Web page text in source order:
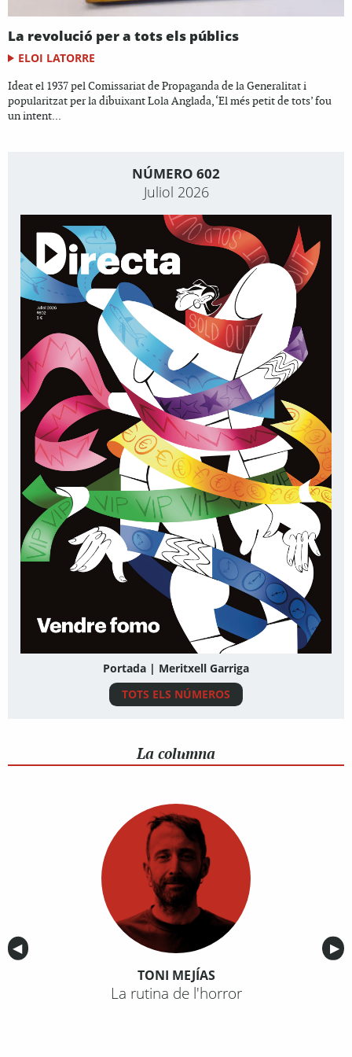
La revolució per a tots els públics
ELOI LATORRE
Ideat el 1937 pel Comissariat de Propaganda de la Generalitat i
popularitzat per la dibuixant Lola Anglada, ‘El més petit de tots’ fou
un intent...
NÚMERO 602
Juliol 2026
Portada | Meritxell Garriga
TOTS ELS NÚMEROS
La columna
Anterior
◀︎ ▶︎
TONI MEJÍAS
La rutina de l'horror